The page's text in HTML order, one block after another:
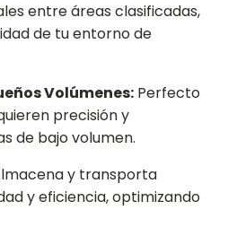
entre áreas clasificadas,
de tu entorno de
Volúmenes: Perfecto
precisión y
de bajo volumen.
y transporta
y eficiencia, optimizando